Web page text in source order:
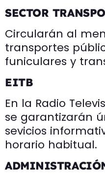
SECTOR
Circularán al
transportes
funiculares y
EITB
En la Radio
se garantizarán
sevicios
horario habitual.